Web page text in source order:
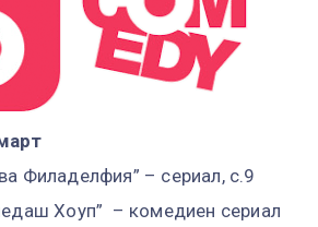
Филаделфия” – сериал, с.9
Хоуп” – комедиен сериал